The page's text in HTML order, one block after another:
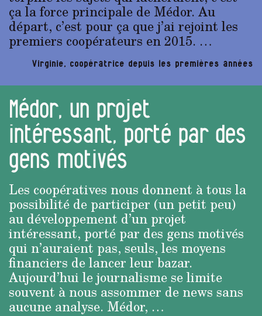
ça la force principale de Médor. Au
départ, c’est pour ça que j’ai rejoint les
premiers coopérateurs en 2015. …
Virginie, coopératrice depuis les premières années
Médor, un projet
intéressant, porté par des
gens motivés
Les coopératives nous donnent à tous la
possibilité de participer (un petit peu)
au développement d’un projet
intéressant, porté par des gens motivés
qui n’auraient pas, seuls, les moyens
financiers de lancer leur bazar.
Aujourd’hui le journalisme se limite
souvent à nous assommer de news sans
aucune analyse. Médor, …